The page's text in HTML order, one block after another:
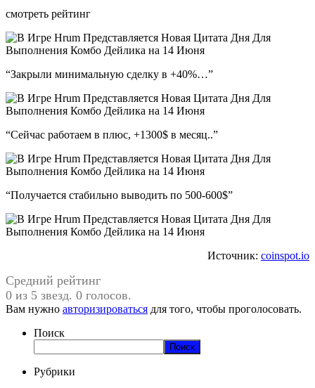
смотреть рейтинг
“Закрыли минимальную сделку в +40%…”
“Сейчас работаем в плюс, +1300$ в месяц..”
“Получается стабильно выводить по 500-600$”
Источник: coinspot.io
Средний рейтинг
0 из 5 звезд. 0 голосов.
Вам нужно авторизироваться для того, чтобы проголосовать.
Поиск
Поиск
Рубрики